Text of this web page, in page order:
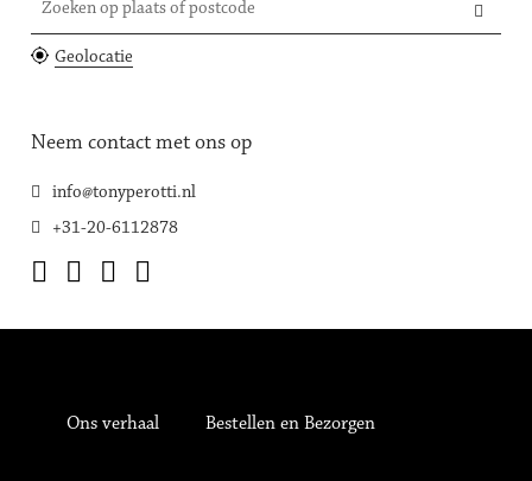
Zoeken op plaats of postcode
Geolocatie
Neem contact met ons op
info@tonyperotti.nl
+31-20-6112878
Ons verhaal Bestellen en Bezorgen